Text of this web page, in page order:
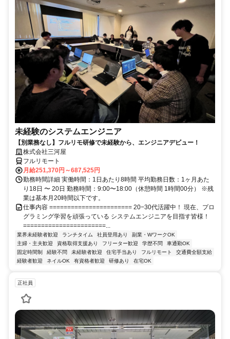
未経験のシステムエンジニア
【別業務なし】フルリモ研修で未経験から、エンジニアデビュー！
株式会社三河屋
フルリモート
月給251,370円～687,525円
勤務時間詳細 実働時間：1日あたり8時間 平均勤務日数：1ヶ月あた
り18日 〜 20日 勤務時間：9:00〜18:00（休憩時間 1時間00分） ※残
業は基本月20時間以下です。
仕事内容 ======================= 20−30代活躍中！ 現在、プロ
グラミング学習を頑張っている システムエンジニアを目指す皆様！
=======================...
業界未経験者歓迎 ランチタイム 社員登用あり
副業・WワークOK
主婦・主夫歓迎
資格取得支援あり フリーター歓迎 学歴不問
車通勤OK
固定時間制
経験不問 未経験者歓迎 住宅手当あり フルリモート
交通費全額支給
経験者歓迎
ネイルOK 有資格者歓迎 研修あり 在宅OK
正社員